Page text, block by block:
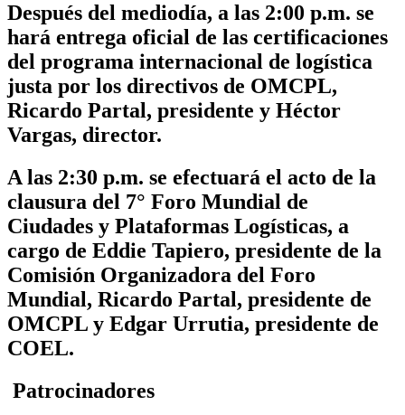
Después del mediodía, a las 2:00 p.m. se
hará entrega oficial de las certificaciones
del programa internacional de logística
justa por los directivos de OMCPL,
Ricardo Partal, presidente y Héctor
Vargas, director.
A las 2:30 p.m. se efectuará el acto de la
clausura del 7° Foro Mundial de
Ciudades y Plataformas Logísticas, a
cargo de Eddie Tapiero, presidente de la
Comisión Organizadora del Foro
Mundial, Ricardo Partal, presidente de
OMCPL y Edgar Urrutia, presidente de
COEL.
Patrocinadores